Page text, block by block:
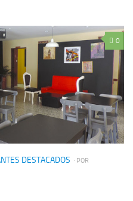
0
DESTACADOS · POR